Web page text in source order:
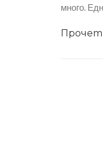
много.